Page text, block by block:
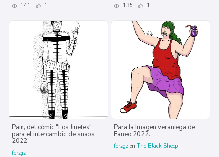
141
1
135
1
Pain, del cómic "Los Jinetes"
para el intercambio de snaps
2022
ferzgz
Para la Imagen veraniega de
Faneo 2022.
ferzgz en The Black Sheep